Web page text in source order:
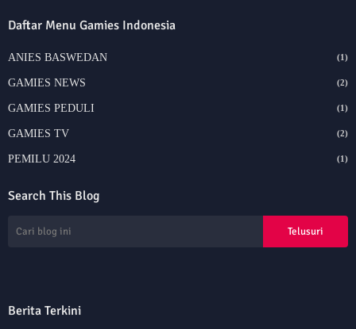
Daftar Menu Gamies Indonesia
ANIES BASWEDAN (1)
GAMIES NEWS (2)
GAMIES PEDULI (1)
GAMIES TV (2)
PEMILU 2024 (1)
Search This Blog
Berita Terkini